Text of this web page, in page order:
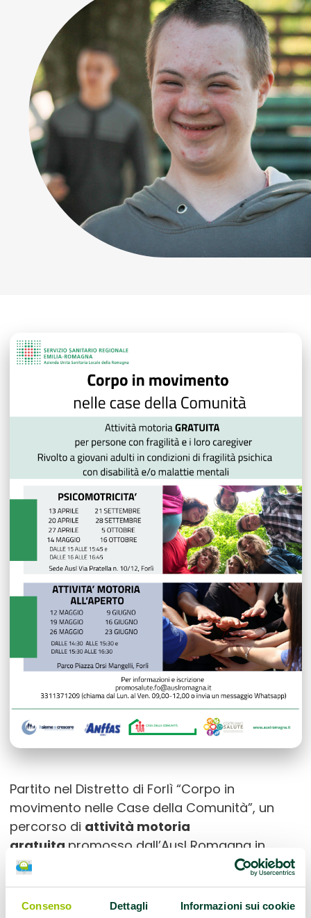
Consenso Dettagli Informazioni sui cookie
Partito nel Distretto di Forlì “Corpo in
movimento nelle Case della Comunità”, un
percorso di attività motoria
gratuita promosso dall’Ausl Romagna in
collaborazione con le associazioni Anffas Forlì
e Insieme x Crescere (quest’ultima capofila del
progetto). L’iniziativa è dedicata agiovani